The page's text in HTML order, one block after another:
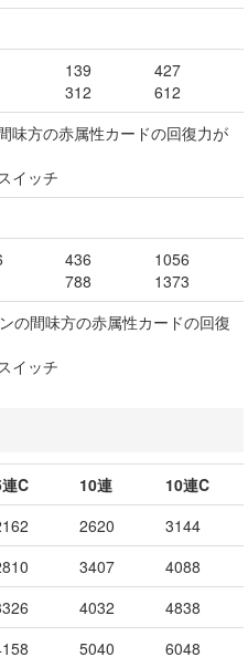
139
312
427
612
味方の赤属性カードの回復力が
イッチ
436
788
1056
1373
の間味方の赤属性カードの回復
イッチ
C 10連
10連C
2620
3144
3407
4088
4032
4838
5040 6048